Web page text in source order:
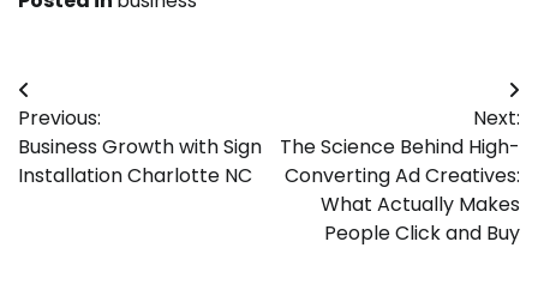
Post
navigation
Previous:
Business Growth with Sign
Installation Charlotte NC
Next:
The Science Behind High-
Converting Ad Creatives:
What Actually Makes
People Click and Buy